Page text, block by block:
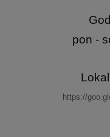
pon -
https://